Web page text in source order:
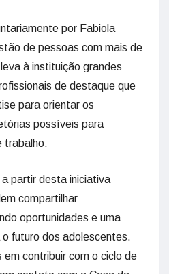
por Fabiola
de pessoas com mais de
à instituição grandes
de destaque que
para orientar os
possíveis para
trabalho.
partir desta iniciativa
compartilhar
oportunidades e uma
futuro dos adolescentes.
contribuir com o ciclo de